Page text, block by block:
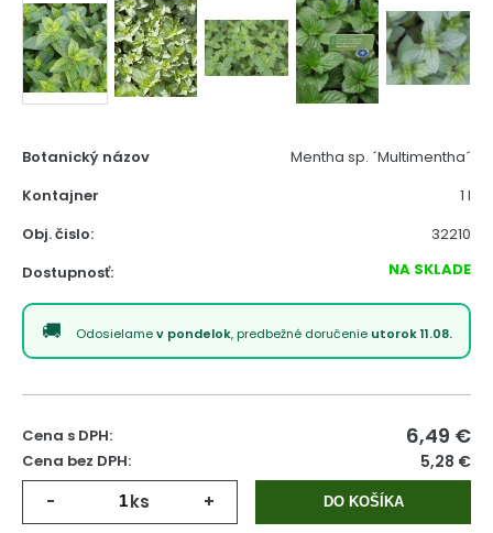
Botanický názov
Mentha sp. ´Multimentha´
Kontajner
1 l
Obj. čislo:
32210
Dostupnosť:
NA SKLADE
Odosielamev pondelok, predbežné doručenie utorok 11.08.
Cena s DPH: 6,49 €
Cena bez DPH: 5,28 €
- ks + DO KOŠÍKA